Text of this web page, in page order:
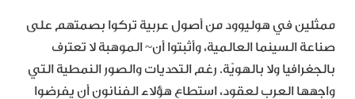
ممثلين في هوليوود من أصول عربية تركوا بصمتهم على
صناعة السينما العالمية، وأثبتوا أن~ الموهبة لا تعترف
بالجغرافيا ولا بالهويّة. رغم التحديات والصور النمطية التي
واجهها العرب لعقود، استطاع هؤلاء الفنانون أن يفرضوا